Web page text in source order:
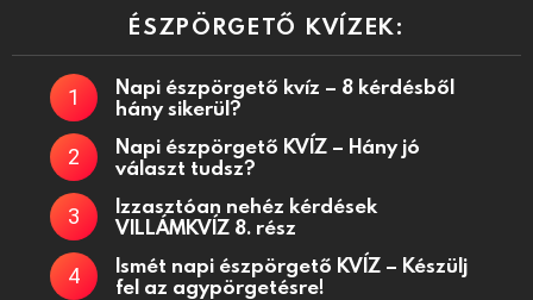
ÉSZPÖRGETŐ KVÍZEK:
Napi észpörgető kvíz – 8 kérdésből
hány sikerül?
Napi észpörgető KVÍZ – Hány jó
választ tudsz?
Izzasztóan nehéz kérdések
VILLÁMKVÍZ 8. rész
Ismét napi észpörgető KVÍZ – Készülj
fel az agypörgetésre!